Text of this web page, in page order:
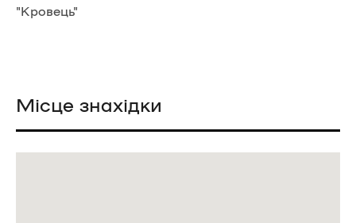
"Кровець"
Місце знахідки